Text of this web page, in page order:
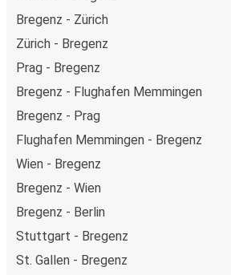
Bregenz - Zürich
Zürich - Bregenz
Prag - Bregenz
Bregenz - Flughafen Memmingen
Bregenz - Prag
Flughafen Memmingen - Bregenz
Wien - Bregenz
Bregenz - Wien
Bregenz - Berlin
Stuttgart - Bregenz
St. Gallen - Bregenz